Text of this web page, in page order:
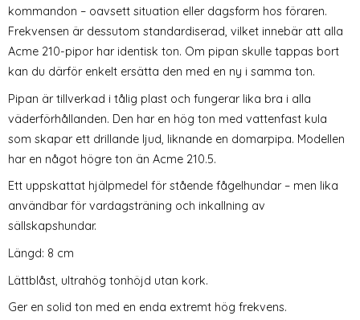
kommandon – oavsett situation eller dagsform hos föraren.
Frekvensen är dessutom standardiserad, vilket innebär att alla
Acme 210-pipor har identisk ton. Om pipan skulle tappas bort
kan du därför enkelt ersätta den med en ny i samma ton.
Pipan är tillverkad i tålig plast och fungerar lika bra i alla
väderförhållanden. Den har en hög ton med vattenfast kula
som skapar ett drillande ljud, liknande en domarpipa. Modellen
har en något högre ton än Acme 210.5.
Ett uppskattat hjälpmedel för stående fågelhundar – men lika
användbar för vardagsträning och inkallning av
sällskapshundar.
Längd: 8 cm
Lättblåst, ultrahög tonhöjd utan kork.
Ger en solid ton med en enda extremt hög frekvens.